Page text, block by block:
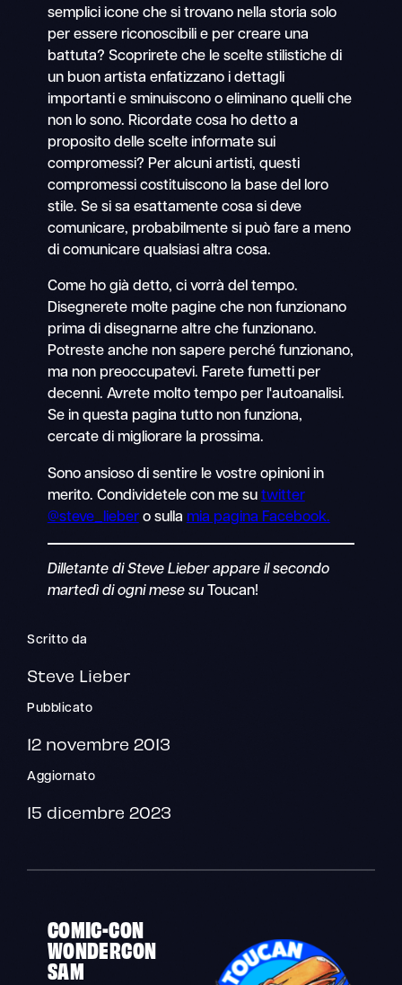
semplici icone che si trovano nella storia solo
per essere riconoscibili e per creare una
battuta? Scoprirete che le scelte stilistiche di
un buon artista enfatizzano i dettagli
importanti e sminuiscono o eliminano quelli che
non lo sono. Ricordate cosa ho detto a
proposito delle scelte informate sui
compromessi? Per alcuni artisti, questi
compromessi costituiscono la base del loro
stile. Se si sa esattamente cosa si deve
comunicare, probabilmente si può fare a meno
di comunicare qualsiasi altra cosa.
Come ho già detto, ci vorrà del tempo.
Disegnerete molte pagine che non funzionano
prima di disegnarne altre che funzionano.
Potreste anche non sapere perché funzionano,
ma non preoccupatevi. Farete fumetti per
decenni. Avrete molto tempo per l'autoanalisi.
Se in questa pagina tutto non funziona,
cercate di migliorare la prossima.
Sono ansioso di sentire le vostre opinioni in
merito. Condividetele con me su twitter
@steve_liebero sulla mia pagina Facebook.
Dilletante di Steve Lieber appare il secondo
martedì di ogni mese suToucan!
Scritto da
Steve Lieber
Pubblicato
12 novembre 2013
Aggiornato
15 dicembre 2023
COMIC-CON
WONDERCON
SAM